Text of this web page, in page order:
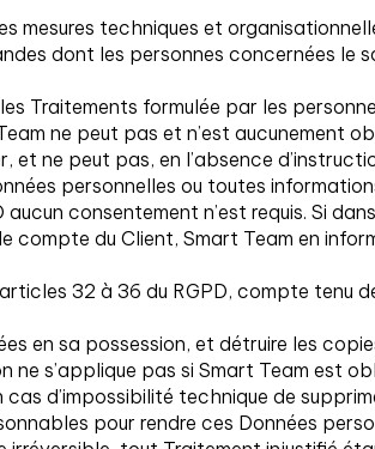
mesures techniques et
dont les personnes concernées le
Traitements formulée par les
ne peut pas et n’est aucunement
ne peut pas, en l’absence
personnelles ou toutes
consentement n’est requis. Si
compte du Client, Smart Team en
32 à 36 du RGPD, compte tenu
en sa possession, et détruire les
s’applique pas si Smart Team est
d’impossibilité technique de
pour rendre ces Données